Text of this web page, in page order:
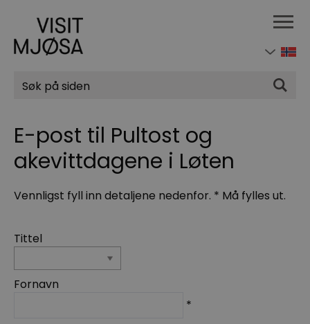
Søk
E-post til Pultost og
akevittdagene i Løten
Vennligst fyll inn detaljene nedenfor. * Må fylles ut.
Tittel
Fornavn
*